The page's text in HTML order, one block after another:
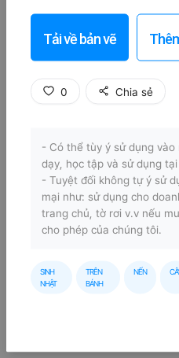
Tải về bản vẽ
0 Chia sẻ
- Có thể tùy ý sử dụng vào
dạy, học tập và sử dụng
- Tuyệt đối không tự ý sử
mại như: sử dụng cho
trang chủ, tờ rơi v.v nếu
cho phép của chúng tôi.
SINH
NHẬT
TRÊN
BÁNH
NẾN